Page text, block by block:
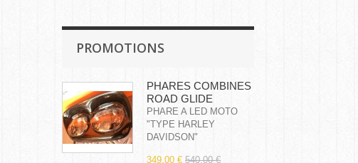
PROMOTIONS
PHARES COMBINES
ROAD GLIDE
PHARE A LED MOTO
"TYPE HARLEY
DAVIDSON"
349,00 € 540,00 €